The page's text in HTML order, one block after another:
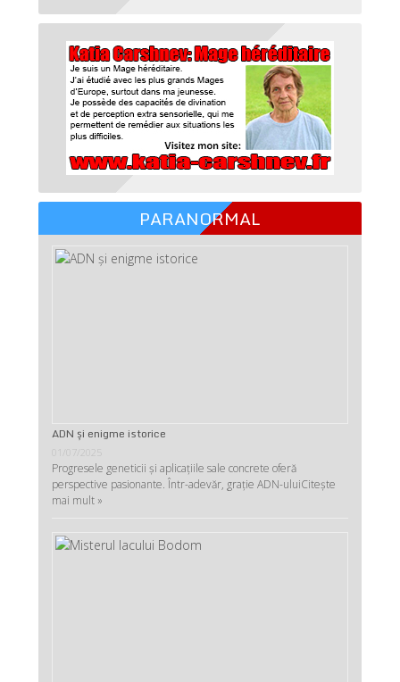
PARANORMAL
ADN şi enigme istorice
01/07/2025
Progresele geneticii şi aplicaţiile sale concrete oferă
perspective pasionante. Într-adevăr, graţie ADN-uluiCitește
mai mult »